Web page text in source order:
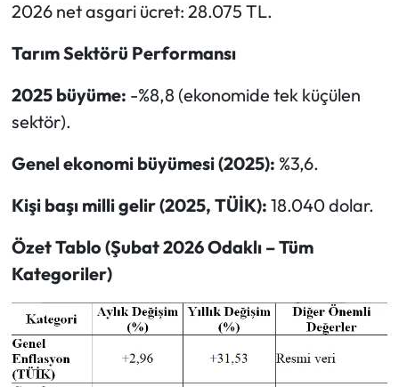
2026 net asgari ücret: 28.075 TL.
Tarım Sektörü Performansı
2025 büyüme: -%8,8 (ekonomide tek küçülen
sektör).
Genel ekonomi büyümesi (2025): %3,6.
Kişi başı milli gelir (2025, TÜİK): 18.040 dolar.
Özet Tablo (Şubat 2026 Odaklı – Tüm
Kategoriler)